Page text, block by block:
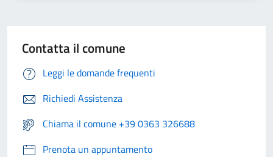
Contatta il comune
Leggi le domande frequenti
Richiedi Assistenza
Chiama il comune +39 0363 326688
Prenota un appuntamento